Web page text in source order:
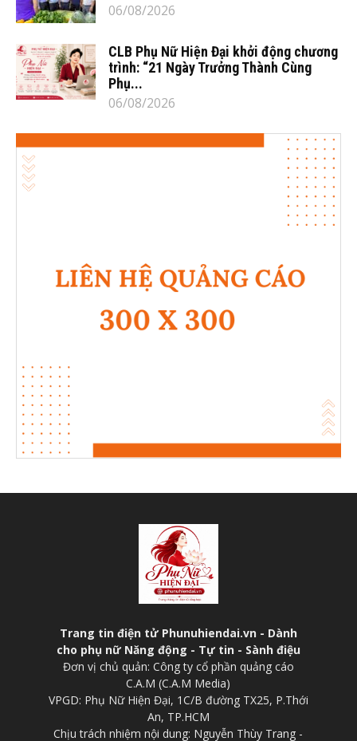
06/08/2026
CLB Phụ Nữ Hiện Đại khởi động chương
trình: “21 Ngày Trưởng Thành Cùng
Phụ...
06/08/2026
Trang tin điện tử Phunuhiendai.vn - Dành
cho phụ nữ Năng động - Tự tin - Sành điệu
Đơn vị chủ quản: Công ty cổ phần quảng cáo
C.A.M (C.A.M Media)
VPGD: Phụ Nữ Hiện Đại, 1C/B đường TX25, P.Thới
An, TP.HCM
Chịu trách nhiệm nội dung: Nguyễn Thùy Trang -